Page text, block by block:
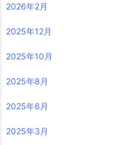
2026年2月
2025年12月
2025年10月
2025年8月
2025年6月
2025年3月